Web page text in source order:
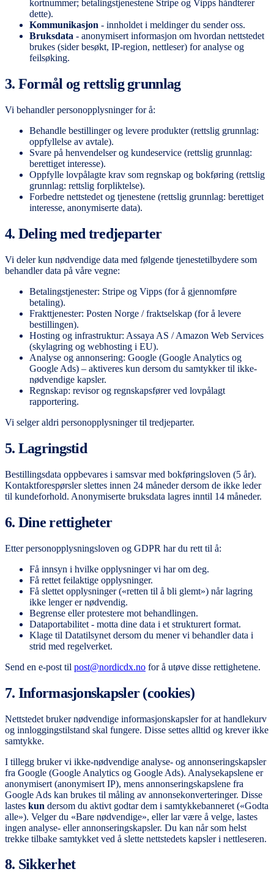
kortnummer; betalingstjenestene Stripe og Vipps håndterer
dette).
Kommunikasjon - innholdet i meldinger du sender oss.
Bruksdata - anonymisert informasjon om hvordan nettstedet
brukes (sider besøkt, IP-region, nettleser) for analyse og
feilsøking.
3. Formål og rettslig grunnlag
Vi behandler personopplysninger for å:
Behandle bestillinger og levere produkter (rettslig grunnlag:
oppfyllelse av avtale).
Svare på henvendelser og kundeservice (rettslig grunnlag:
berettiget interesse).
Oppfylle lovpålagte krav som regnskap og bokføring (rettslig
grunnlag: rettslig forpliktelse).
Forbedre nettstedet og tjenestene (rettslig grunnlag: berettiget
interesse, anonymiserte data).
4. Deling med tredjeparter
Vi deler kun nødvendige data med følgende tjenestetilbydere som
behandler data på våre vegne:
Betalingstjenester: Stripe og Vipps (for å gjennomføre
betaling).
Frakttjenester: Posten Norge / fraktselskap (for å levere
bestillingen).
Hosting og infrastruktur: Assaya AS / Amazon Web Services
(skylagring og webhosting i EU).
Analyse og annonsering: Google (Google Analytics og
Google Ads) – aktiveres kun dersom du samtykker til ikke-
nødvendige kapsler.
Regnskap: revisor og regnskapsfører ved lovpålagt
rapportering.
Vi selger aldri personopplysninger til tredjeparter.
5. Lagringstid
Bestillingsdata oppbevares i samsvar med bokføringsloven (5 år).
Kontaktforespørsler slettes innen 24 måneder dersom de ikke leder
til kundeforhold. Anonymiserte bruksdata lagres inntil 14 måneder.
6. Dine rettigheter
Etter personopplysningsloven og GDPR har du rett til å:
Få innsyn i hvilke opplysninger vi har om deg.
Få rettet feilaktige opplysninger.
Få slettet opplysninger («retten til å bli glemt») når lagring
ikke lenger er nødvendig.
Begrense eller protestere mot behandlingen.
Dataportabilitet - motta dine data i et strukturert format.
Klage til Datatilsynet dersom du mener vi behandler data i
strid med regelverket.
Send en e-post til post@nordicdx.no for å utøve disse rettighetene.
7. Informasjonskapsler (cookies)
Nettstedet bruker nødvendige informasjonskapsler for at handlekurv
og innloggingstilstand skal fungere. Disse settes alltid og krever ikke
samtykke.
I tillegg bruker vi ikke-nødvendige analyse- og annonseringskapsler
fra Google (Google Analytics og Google Ads). Analysekapslene er
anonymisert (anonymisert IP), mens annonseringskapslene fra
Google Ads kan brukes til måling av annonsekonverteringer. Disse
lastes kun dersom du aktivt godtar dem i samtykkebanneret («Godta
alle»). Velger du «Bare nødvendige», eller lar være å velge, lastes
ingen analyse- eller annonseringskapsler. Du kan når som helst
trekke tilbake samtykket ved å slette nettstedets kapsler i nettleseren.
8. Sikkerhet